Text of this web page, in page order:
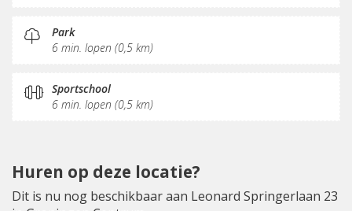
Park
6 min. lopen (0,5 km)
Sportschool
6 min. lopen (0,5 km)
Huren op deze locatie?
Dit is nu nog beschikbaar aan Leonard Springerlaan 23